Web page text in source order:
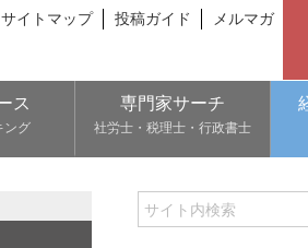
サイトマップ 投稿ガイド メルマガ
ス
ング
専門家サーチ
社労士・税理士・行政書士